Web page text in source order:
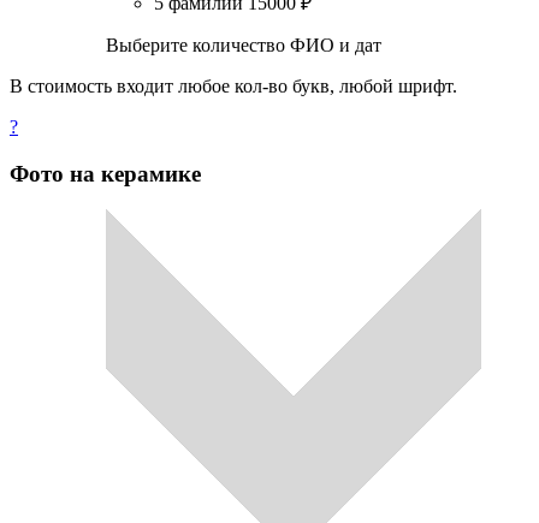
Выберите количество ФИО и дат
В стоимость входит любое кол-во букв, любой шрифт.
?
Фото на керамике